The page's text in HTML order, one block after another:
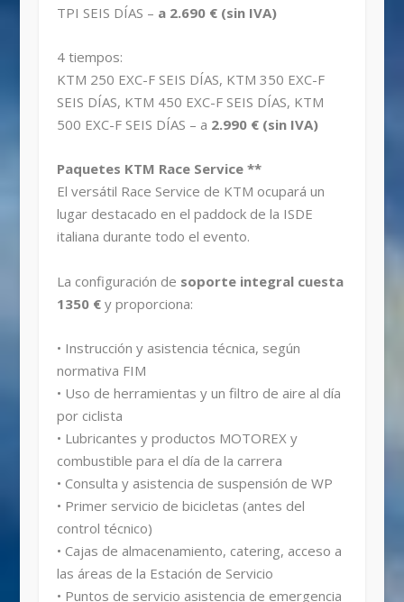
TPI SEIS DÍAS – a 2.690 € (sin IVA)
4 tiempos:
KTM 250 EXC-F SEIS DÍAS, KTM 350 EXC-F
SEIS DÍAS, KTM 450 EXC-F SEIS DÍAS, KTM
500 EXC-F SEIS DÍAS – a 2.990 € (sin IVA)
Paquetes KTM Race Service **
El versátil Race Service de KTM ocupará un
lugar destacado en el paddock de la ISDE
italiana durante todo el evento.
La configuración de soporte integral cuesta
1350 €y proporciona:
• Instrucción y asistencia técnica, según
normativa FIM
• Uso de herramientas y un filtro de aire al día
por ciclista
• Lubricantes y productos MOTOREX y
combustible para el día de la carrera
• Consulta y asistencia de suspensión de WP
• Primer servicio de bicicletas (antes del
control técnico)
• Cajas de almacenamiento, catering, acceso a
las áreas de la Estación de Servicio
• Puntos de servicio asistencia de emergencia